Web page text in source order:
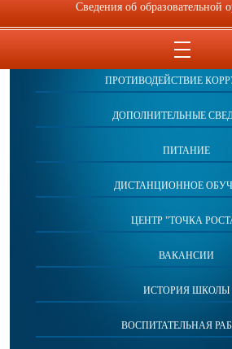
ОБРАЩЕНИЯ
ПРОТИВОДЕЙСТВИЕ
ДОПОЛНИТЕЛЬНЫЕ
ПИТАНИЕ
ДИСТАНЦИОННОЕ
ЦЕНТР "ТОЧКА
ВАКАНСИИ
ИСТОРИЯ ШКОЛЫ
ВОСПИТАТЕЛЬНАЯ
Сведения об образовательной